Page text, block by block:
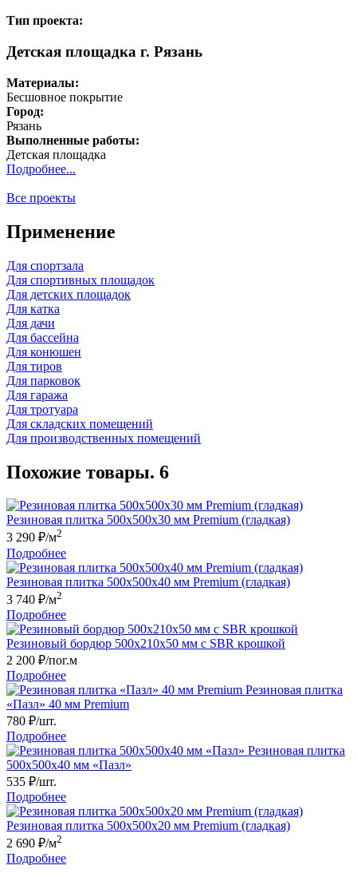
Тип проекта:
Детская площадка г. Рязань
Материалы:
Бесшовное покрытие
Город:
Рязань
Выполненные работы:
Детская площадка
Подробнее...
Все проекты
Применение
Для спортзала
Для спортивных площадок
Для детских площадок
Для катка
Для дачи
Для бaссейна
Для конюшен
Для тиров
Для парковок
Для гаража
Для тротуара
Для складских помещений
Для производственных помещений
Похожие товары. 6
Резиновая плитка 500х500x30 мм Premium (гладкая)
3 290 ₽/м2
Подробнее
Резиновая плитка 500х500x40 мм Premium (гладкая)
3 740 ₽/м2
Подробнее
Резиновый бордюр 500х210x50 мм c SBR крошкой
2 200 ₽/пог.м
Подробнее
Резиновая плитка
«Пазл» 40 мм Premium
780 ₽/шт.
Подробнее
Резиновая плитка
500х500х40 мм «Пазл»
535 ₽/шт.
Подробнее
Резиновая плитка 500х500x20 мм Premium (гладкая)
2 690 ₽/м2
Подробнее